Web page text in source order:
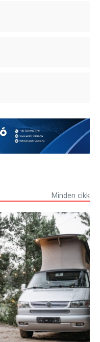
Minden cikk